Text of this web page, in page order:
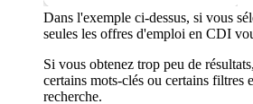
Dans l'exemple ci-dessus, si vous
seules les offres d'emploi en CDI
Si vous obtenez trop peu de
certains mots-clés ou certains filtres
recherche.